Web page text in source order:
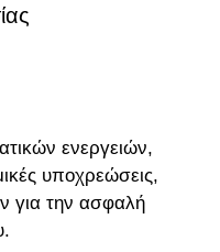
ενεργειών,
υποχρεώσεις,
για την ασφαλή